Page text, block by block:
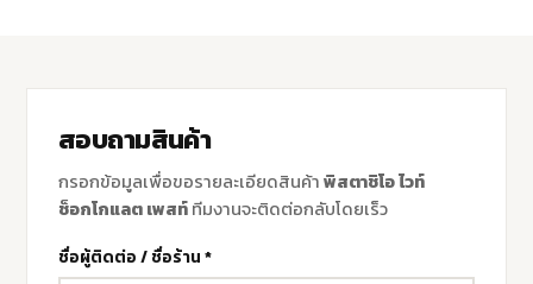
สอบถามสินค้า
กรอกข้อมูลเพื่อขอรายละเอียดสินค้าพิสตาชิโอ ไวท์
ช็อกโกแลต เพสท์ทีมงานจะติดต่อกลับโดยเร็ว
ชื่อผู้ติดต่อ / ชื่อร้าน *